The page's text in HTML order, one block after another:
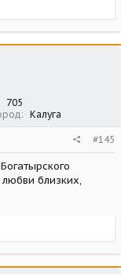
705
Калуга
#145
близких,